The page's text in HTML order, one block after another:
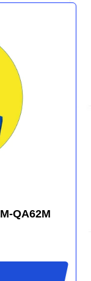
QA62M